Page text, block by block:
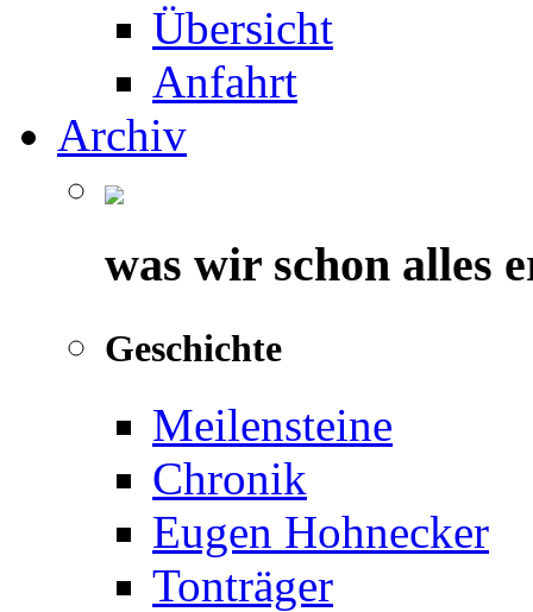
Übersicht
Anfahrt
Archiv
was wir schon alles
Geschichte
Meilensteine
Chronik
Eugen Hohnecker
Tonträger